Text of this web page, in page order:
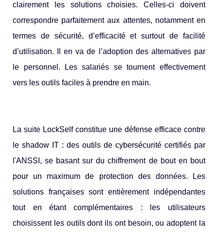
clairement les solutions choisies. Celles-ci doivent
correspondre parfaitement aux attentes, notamment en
termes de sécurité, d’efficacité et surtout de facilité
d’utilisation. Il en va de l’adoption des alternatives par
le personnel. Les salariés se tournent effectivement
vers les outils faciles à prendre en main.
La suite LockSelf constitue une défense efficace contre
le shadow IT : des outils de cybersécurité certifiés par
l'ANSSI, se basant sur du chiffrement de bout en bout
pour un maximum de protection des données. Les
solutions françaises sont entièrement indépendantes
tout en étant complémentaires : les utilisateurs
choisissent les outils dont ils ont besoin, ou adoptent la